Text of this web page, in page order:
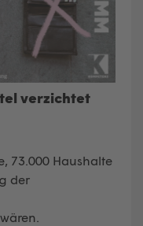
verzichtet
73.000 Haushalte
der